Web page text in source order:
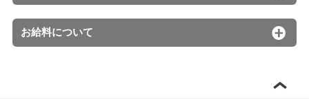
お給料について